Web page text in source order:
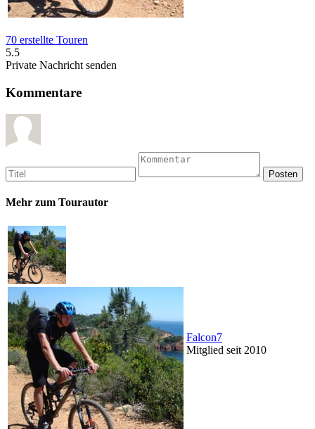
70 erstellte Touren
5.5
Private Nachricht senden
Kommentare
Mehr zum Tourautor
Falcon7
Mitglied seit 2010